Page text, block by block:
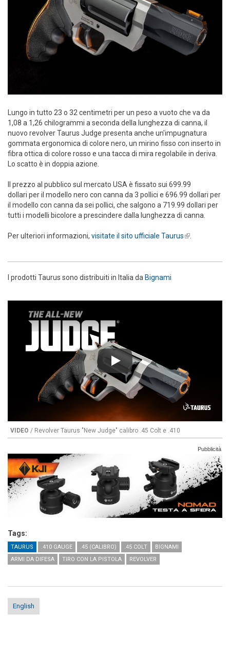
Lungo in tutto 23 o 32 centimetri per un peso a vuoto che va da
1,08 a 1,26 chilogrammi a seconda della lunghezza di canna, il
nuovo revolver Taurus Judge presenta anche un'impugnatura
gommata ergonomica di colore nero, un mirino fisso con inserto in
fibra ottica di colore rosso e una tacca di mira regolabile in deriva.
Lo scatto è in doppia azione.
Il prezzo al pubblico sul mercato USA è fissato sui 699.99
dollari per il modello nero con canna da 3 pollici e 696.99 dollari per
il modello con canna da sei pollici, che salgono a 719.99 dollari per
tutti i modelli bicolore a prescindere dalla lunghezza di canna.
Per ulteriori informazioni, visitate il sito ufficiale Taurus(link is
I prodotti Taurus sono distribuiti in Italia da Bignami
Play
VIDEO / Revolver Taurus "New Judge" calibro .45 Colt e .410
Pubblicità
Tags:
TAURUS .410 GAUGE .45 (CALIBRO) .45 COLT
BIGNAMI
ARMI DA DIFESA
TIRO CON LA PISTOLA REVOLVER
English